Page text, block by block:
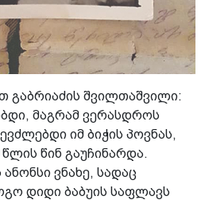
გაბრიაძის შვილთაშვილი:
მაგრამ ვერასდროს
იმ ბიჭის პოვნას,
წინ გაუჩინარდა.
ვნახე, სადაც
დიდი ბაბუის საფლავს